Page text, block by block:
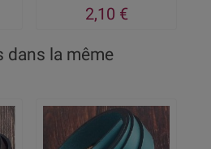
2,10 €
dans la même